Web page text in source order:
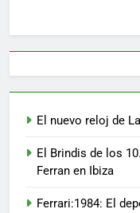
El nuevo reloj de
El Brindis de los
Ferran en Ibiza
Ferrari:1984: El